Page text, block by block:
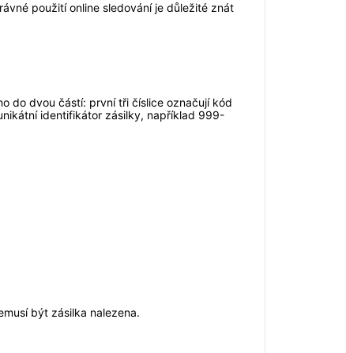
použití online sledování je důležité znát
do dvou částí: první tři číslice označují kód
identifikátor zásilky, například 999-
být zásilka nalezena.